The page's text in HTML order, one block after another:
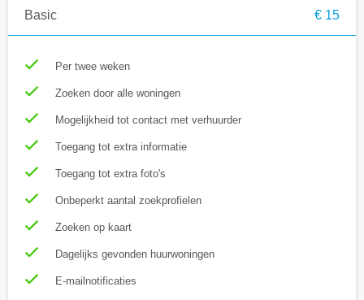
Basic € 15
Per twee weken
Zoeken door alle woningen
Mogelijkheid tot contact met verhuurder
Toegang tot extra informatie
Toegang tot extra foto's
Onbeperkt aantal zoekprofielen
Zoeken op kaart
Dagelijks gevonden huurwoningen
E-mailnotificaties